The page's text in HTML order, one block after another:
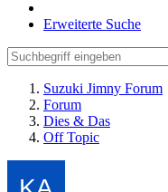
Erweiterte Suche
Suzuki Jimny Forum
Forum
Dies & Das
Off Topic